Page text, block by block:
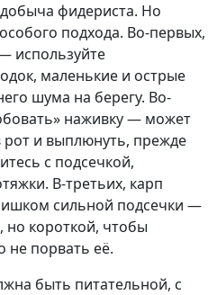
фидериста. Но
подхода. Во-первых,
используйте
маленькие и острые
шума на берегу. Во-
наживку — может
рот и выплюнуть, прежде
с подсечкой,
В-третьих, карп
сильной подсечки —
но короткой, чтобы
не порвать её.
быть питательной, с